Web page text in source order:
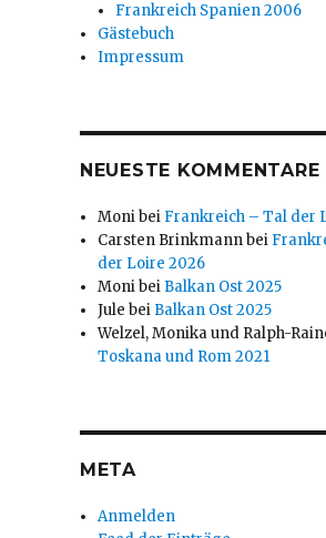
Frankreich Spanien 2006
Gästebuch
Impressum
NEUESTE KOMMENTARE
Monibei Frankreich – Tal der
Carsten Brinkmannbei
der Loire 2026
Monibei Balkan Ost 2025
Jule bei Balkan Ost 2025
Welzel, Monika und Ralph-
Toskana und Rom 2021
META
Anmelden